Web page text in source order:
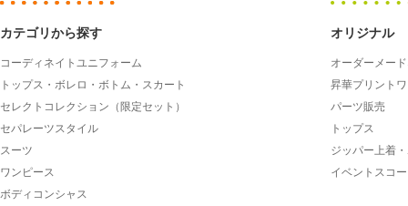
カテゴリから探す
コーディネイトユニフォーム
トップス・ボレロ・ボトム・スカート
セレクトコレクション（限定セット）
セパレーツスタイル
スーツ
ワンピース
ボディコンシャス
オリジナル
オーダーメー
昇華プリント
パーツ販売
トップス
ジッパー上着
イベントスコ